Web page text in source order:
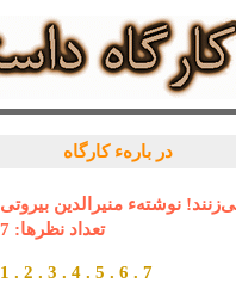
در بارهء کارگاه
نوشتهء منیرالدین بیروتی
تعداد نظرها: 7
7
.
6
.
5
.
4
.
3
.
2
.
1